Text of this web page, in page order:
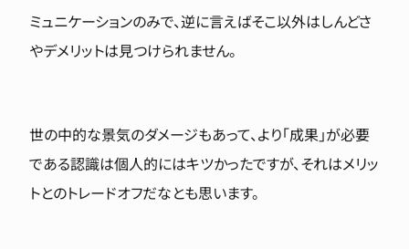
ミュニケーションのみで、逆に言えばそこ以外はしんどさ
やデメリットは見つけられません。
世の中的な景気のダメージもあって、より「成果」が必要
である認識は個人的にはキツかったですが、それはメリッ
トとのトレードオフだなとも思います。